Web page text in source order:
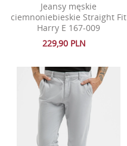
Jeansy męskie
ciemnoniebieskie Straight Fit
Harry E 167-009
229,90 PLN